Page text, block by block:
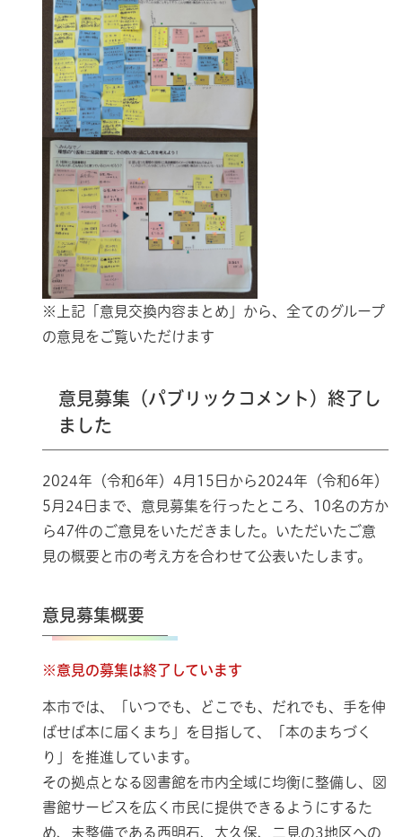
※上記「意見交換内容まとめ」から、全てのグループ
の意見をご覧いただけます
意見募集（パブリックコメント）終了し
ました
2024年（令和6年）4月15日から2024年（令和6年）
5月24日まで、意見募集を行ったところ、10名の方か
ら47件のご意見をいただきました。いただいたご意
見の概要と市の考え方を合わせて公表いたします。
意見募集概要
※意見の募集は終了しています
本市では、「いつでも、どこでも、だれでも、手を伸
ばせば本に届くまち」を目指して、「本のまちづく
り」を推進しています。
その拠点となる図書館を市内全域に均衡に整備し、図
書館サービスを広く市民に提供できるようにするた
め、未整備である西明石、大久保、二見の3地区への